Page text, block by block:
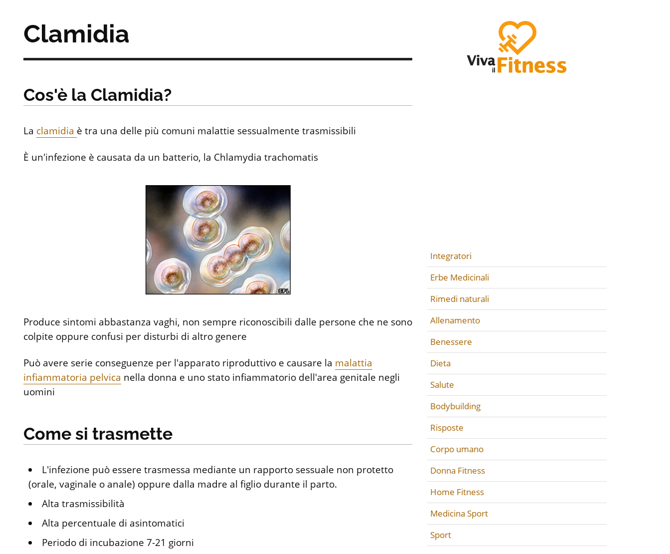
Clamidia
Cos'è la Clamidia?
La clamidia è tra una delle più comuni malattie sessualmente trasmissibili
È un'infezione è causata da un batterio, la Chlamydia trachomatis
Produce sintomi abbastanza vaghi, non sempre riconoscibili dalle persone che ne sono
colpite oppure confusi per disturbi di altro genere
Può avere serie conseguenze per l'apparato riproduttivo e causare la malattia
infiammatoria pelvica nella donna e uno stato infiammatorio dell'area genitale negli
uomini
Come si trasmette
L'infezione può essere trasmessa mediante un rapporto sessuale non protetto
(orale, vaginale o anale) oppure dalla madre al figlio durante il parto.
Alta trasmissibilità
Alta percentuale di asintomatici
Periodo di incubazione 7-21 giorni
Integratori
Erbe Medicinali
Rimedi naturali
Allenamento
Benessere
Dieta
Salute
Bodybuilding
Risposte
Corpo umano
Donna Fitness
Home Fitness
Medicina Sport
Sport